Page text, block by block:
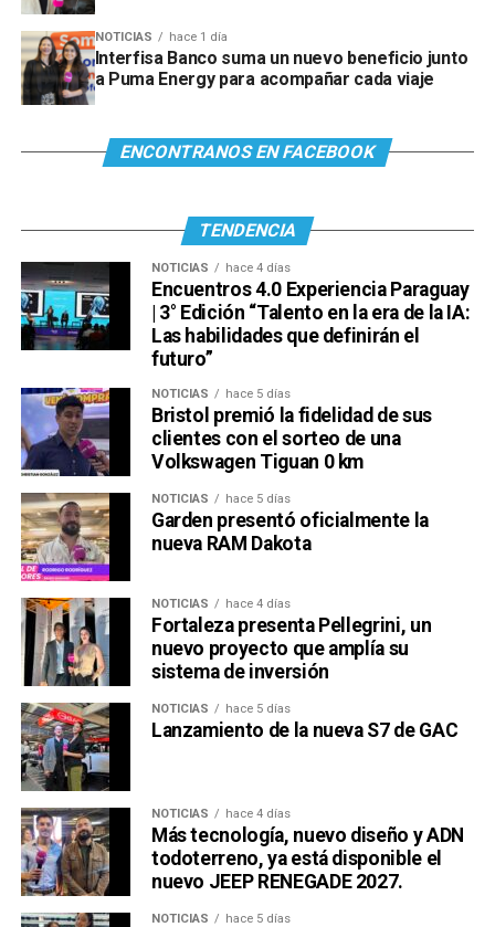
NOTICIAS hace 1 día
Interfisa Banco suma un nuevo beneficio junto
a Puma Energy para acompañar cada viaje
ENCONTRANOS EN FACEBOOK
TENDENCIA
NOTICIAS hace 4 días
Encuentros 4.0 Experiencia Paraguay
| 3° Edición “Talento en la era de la IA:
Las habilidades que definirán el
futuro”
NOTICIAS hace 5 días
Bristol premió la fidelidad de sus
clientes con el sorteo de una
Volkswagen Tiguan 0 km
NOTICIAS hace 5 días
Garden presentó oficialmente la
nueva RAM Dakota
NOTICIAS hace 4 días
Fortaleza presenta Pellegrini, un
nuevo proyecto que amplía su
sistema de inversión
NOTICIAS hace 5 días
Lanzamiento de la nueva S7 de GAC
NOTICIAS hace 4 días
Más tecnología, nuevo diseño y ADN
todoterreno, ya está disponible el
nuevo JEEP RENEGADE 2027.
NOTICIAS hace 5 días